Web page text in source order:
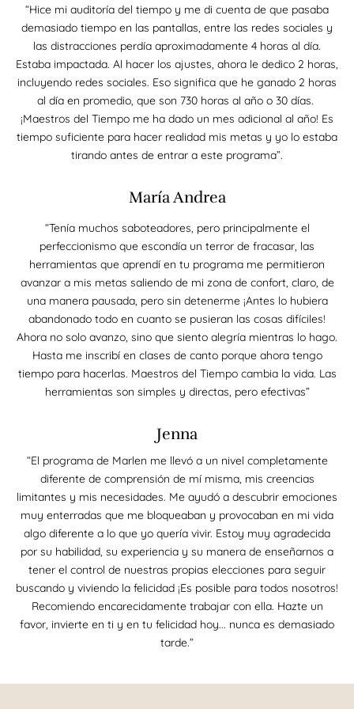
programa estarás acompañado de personas con
metas similares para motivarte, hacer Networking
y celebrar juntos las victorias.
“Hice mi auditoría del tiempo y me di cuenta de que pasaba
demasiado tiempo en las pantallas, entre las redes sociales y
las distracciones perdía aproximadamente 4 horas al día.
Estaba impactada. Al hacer los ajustes, ahora le dedico 2 horas,
incluyendo redes sociales. Eso significa que he ganado 2 horas
al día en promedio, que son 730 horas al año o 30 días.
¡Maestros del Tiempo me ha dado un mes adicional al año! Es
tiempo suficiente para hacer realidad mis metas y yo lo estaba
tirando antes de entrar a este programa”.
María Andrea
“Tenía muchos saboteadores, pero principalmente el
perfeccionismo que escondía un terror de fracasar, las
herramientas que aprendí en tu programa me permitieron
avanzar a mis metas saliendo de mi zona de confort, claro, de
una manera pausada, pero sin detenerme ¡Antes lo hubiera
abandonado todo en cuanto se pusieran las cosas difíciles!
Ahora no solo avanzo, sino que siento alegría mientras lo hago.
Hasta me inscribí en clases de canto porque ahora tengo
tiempo para hacerlas. Maestros del Tiempo cambia la vida. Las
herramientas son simples y directas, pero efectivas”
Jenna
“El programa de Marlen me llevó a un nivel completamente
diferente de comprensión de mí misma, mis creencias
limitantes y mis necesidades. Me ayudó a descubrir emociones
muy enterradas que me bloqueaban y provocaban en mi vida
algo diferente a lo que yo quería vivir. Estoy muy agradecida
por su habilidad, su experiencia y su manera de enseñarnos a
tener el control de nuestras propias elecciones para seguir
buscando y viviendo la felicidad ¡Es posible para todos nosotros!
Recomiendo encarecidamente trabajar con ella. Hazte un
favor, invierte en ti y en tu felicidad hoy... nunca es demasiado
tarde.”